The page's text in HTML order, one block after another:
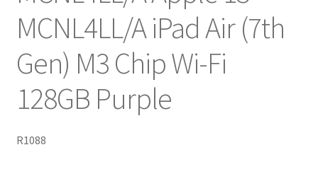
MCNL4LL/A iPad Air (7th
Gen) M3 Chip Wi-Fi
128GB Purple
R1088